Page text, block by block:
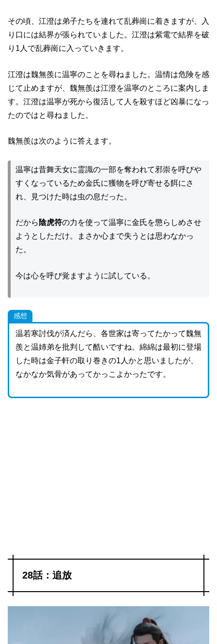
その頃、江澄は弟子たちを連れて乱葬崗に着きますが、入
り口には結界が張られていました。江澄は紫電で結界を破
り1人で乱葬崗に入っていきます。
江澄は魏無羨に温寧のことを尋ねました。温情は危険を感
じて止めますが、魏無羨は江澄を温寧のところに案内しま
す。江澄は温寧が死から復活して人を殺すほど凶暴になっ
たのではと尋ねました。
魏無羨は次のように答えます。
温寧は昔舞天女に霊識の一部を奪われて邪崇を呼びや
すくなっているため金氏に獲物を呼び寄せる餌にさ
れ、見つけた時は虫の息だった。
だから 陰虎符の力を使って温寧に金氏を懲らしめさせ
ようとしただけ。まさか心まで失うとは思わなかっ
た。
今は心を呼び覚ますように試している。
感想
温若寒討伐が済んだら、各世家は寄ってたかって魏無
羨と温姉弟を批判して酷いですね。綿綿は最初に登場
した時は金子軒の取り巻きの1人かと思いましたが、
なかなか気骨があってかっこよかったです。
28話：追放